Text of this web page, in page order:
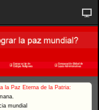
la Paz Eterna de la Patria:
mundial